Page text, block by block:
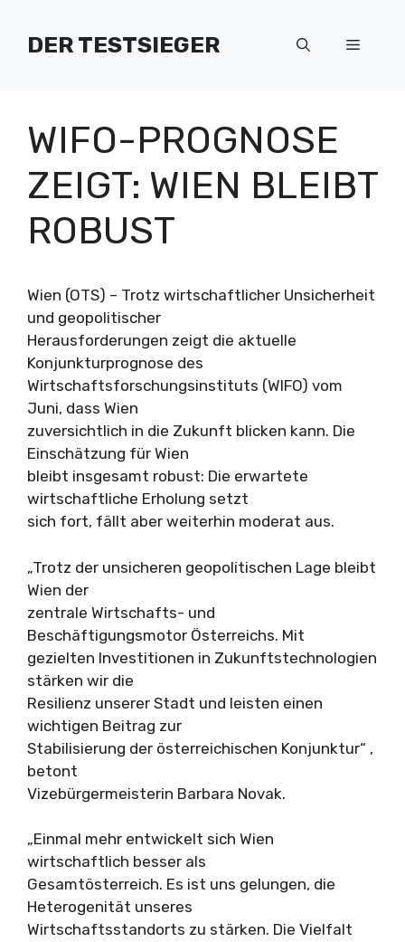
Inhalt
springenDER TESTSIEGER Menü
WIFO-PROGNOSE
ZEIGT: WIEN BLEIBT
ROBUST
Wien (OTS) – Trotz wirtschaftlicher Unsicherheit
und geopolitischer
Herausforderungen zeigt die aktuelle
Konjunkturprognose des
Wirtschaftsforschungsinstituts (WIFO) vom
Juni, dass Wien
zuversichtlich in die Zukunft blicken kann. Die
Einschätzung für Wien
bleibt insgesamt robust: Die erwartete
wirtschaftliche Erholung setzt
sich fort, fällt aber weiterhin moderat aus.
„Trotz der unsicheren geopolitischen Lage bleibt
Wien der
zentrale Wirtschafts- und
Beschäftigungsmotor Österreichs. Mit
gezielten Investitionen in Zukunftstechnologien
stärken wir die
Resilienz unserer Stadt und leisten einen
wichtigen Beitrag zur
Stabilisierung der österreichischen Konjunktur“ ,
betont
Vizebürgermeisterin Barbara Novak.
„Einmal mehr entwickelt sich Wien
wirtschaftlich besser als
Gesamtösterreich. Es ist uns gelungen, die
Heterogenität unseres
Wirtschaftsstandorts zu stärken. Die Vielfalt